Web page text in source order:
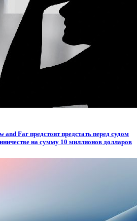
and Far предстоит предстать перед судом
на сумму 10 миллионов долларов